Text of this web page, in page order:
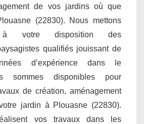
de vos jardins où que
(22830). Nous mettons
à votre disposition des
qualifiés jouissant de
d’expérience dans le
sommes disponibles pour
de création, aménagement
jardin à Plouasne (22830).
vos travaux dans les